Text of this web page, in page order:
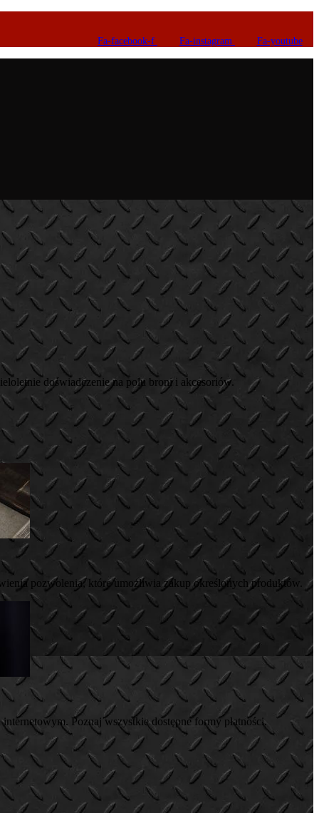
Fa-facebook-f Fa-instagram Fa-youtube
doświadczenie na polu broni i akcesoriów.
pozwolenia, które umożliwia zakup określonych produktów.
Poznaj wszystkie dostępne formy płatności.